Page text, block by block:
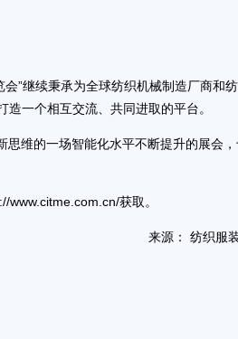
”继续秉承为全球纺织机械制造厂商和
一个相互交流、共同进取的平台。
维的一场智能化水平不断提升的展会，
获取。
来源： 纺织服